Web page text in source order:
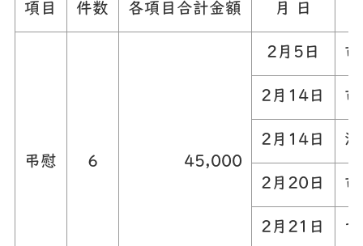
項目 件数 各項目合計金額 月 日
弔慰 6 45,000
2月5日
2月14日
2月14日
2月20日
2月21日